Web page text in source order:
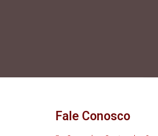
Fale Conosco